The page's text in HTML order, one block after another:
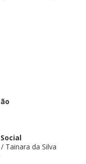
Tainara da Silva